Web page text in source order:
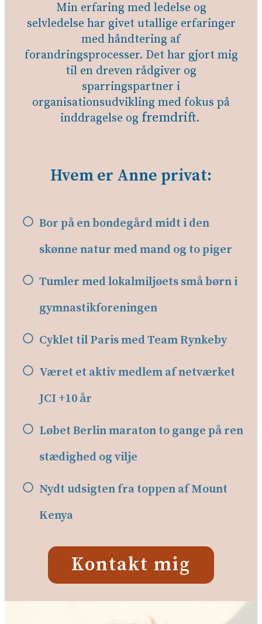
Min erfaring med ledelse og
selvledelse har givet utallige erfaringer
med håndtering af
forandringsprocesser. Det har gjort mig
til en dreven rådgiver og
sparringspartner i
organisationsudvikling med fokus på
inddragelse og fremdrift.
Hvem er Anne privat:
Bor på en bondegård midt i den
skønne natur med mand og to piger
Tumler med lokalmiljøets små børn i
gymnastikforeningen
Cyklet til Paris med Team Rynkeby
Været et aktiv medlem af netværket
JCI +10 år
Løbet Berlin maraton to gange på ren
stædighed og vilje
Nydt udsigten fra toppen af Mount
Kenya
Kontakt mig